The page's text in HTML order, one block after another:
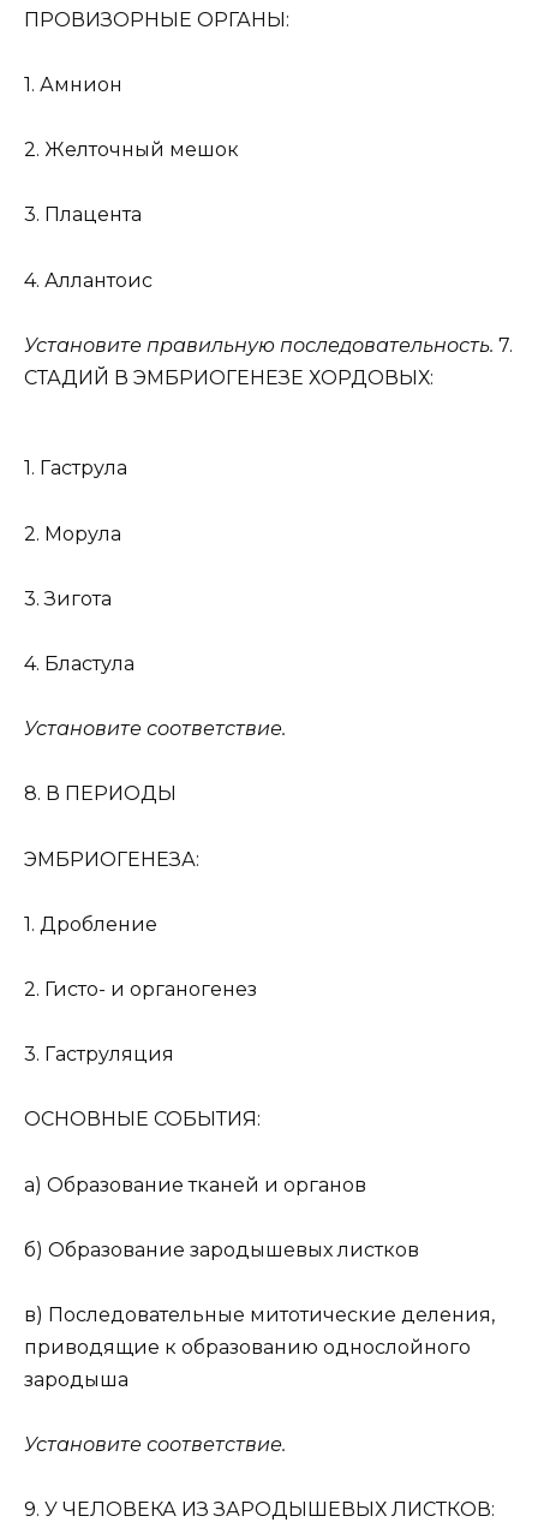
ПРОВИЗОРНЫЕ ОРГАНЫ:
1. Амнион
2. Желточный мешок
3. Плацента
4. Аллантоис
Установите правильную последовательность. 7.
СТАДИЙ В ЭМБРИОГЕНЕЗЕ ХОРДОВЫХ:
1. Гаструла
2. Морула
3. Зигота
4. Бластула
Установите соответствие.
8. В ПЕРИОДЫ
ЭМБРИОГЕНЕЗА:
1. Дробление
2. Гисто- и органогенез
3. Гаструляция
ОСНОВНЫЕ СОБЫТИЯ:
а) Образование тканей и органов
б) Образование зародышевых листков
в) Последовательные митотические деления,
приводящие к образованию однослойного
зародыша
Установите соответствие.
9. У ЧЕЛОВЕКА ИЗ ЗАРОДЫШЕВЫХ ЛИСТКОВ: